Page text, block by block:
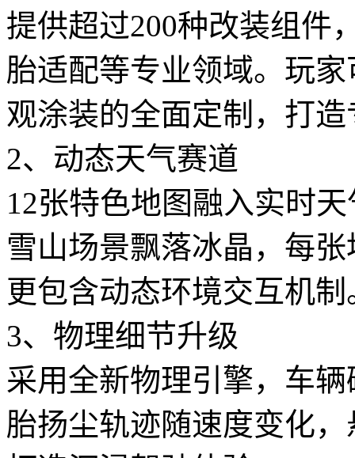
提供超过200种改装组件
胎适配等专业领域。玩
观涂装的全面定制，打
2、动态天气赛道
12张特色地图融入实时
雪山场景飘落冰晶，每
更包含动态环境交互机制
3、物理细节升级
采用全新物理引擎，车
胎扬尘轨迹随速度变化